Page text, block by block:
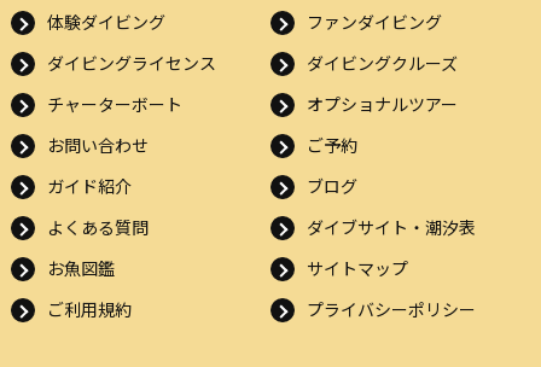
体験ダイビング
ファンダイビング
ダイビングライセンス
ダイビングクルーズ
チャーターボート
オプショナルツアー
お問い合わせ
ご予約
ガイド紹介
ブログ
よくある質問
ダイブサイト・潮汐表
お魚図鑑
サイトマップ
ご利用規約
プライバシーポリシー